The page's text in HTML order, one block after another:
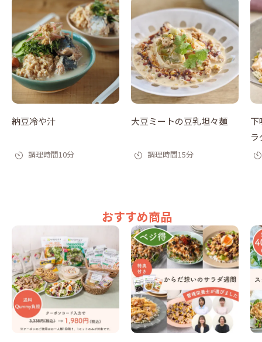
納豆冷や汁
調理時間10分
大豆ミートの豆乳坦々麺
調理時間15分
下
ラ
おすすめ商品